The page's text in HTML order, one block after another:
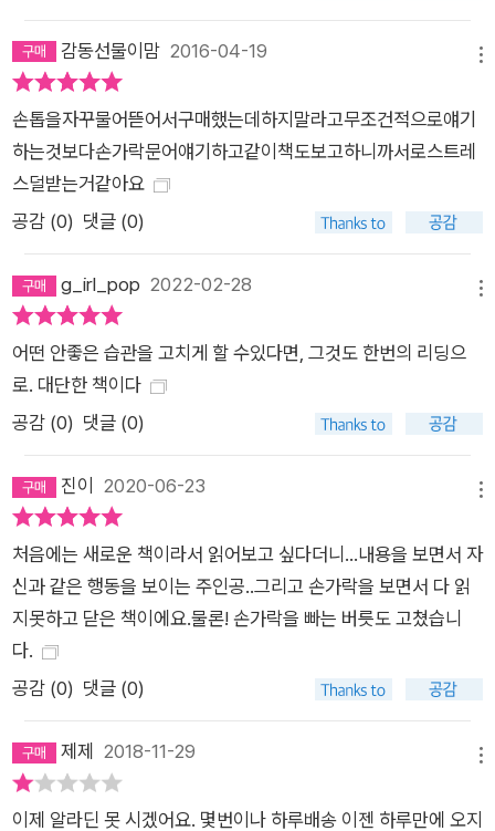
감동선물이맘 2016-04-19
손톱을자꾸물어뜯어서구매했는데하지말라고무조건적으로얘기
하는것보다손가락문어얘기하고같이책도보고하니까서로스트레
스덜받는거같아요
공감 (0) 댓글 (0)
g_irl_pop 2022-02-28
어떤 안좋은 습관을 고치게 할 수있다면, 그것도 한번의 리딩으
로. 대단한 책이다
공감 (0) 댓글 (0)
진이 2020-06-23
처음에는 새로운 책이라서 읽어보고 싶다더니...내용을 보면서 자
신과 같은 행동을 보이는 주인공..그리고 손가락을 보면서 다 읽
지못하고 닫은 책이에요.물론! 손가락을 빠는 버릇도 고쳤습니
다.
공감 (0) 댓글 (0)
제제 2018-11-29
이제 알라딘 못 시겠어요. 몇번이나 하루배송 이젠 하루만에 오지